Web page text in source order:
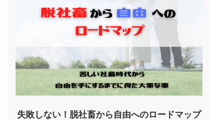
失敗しない！脱社畜から自由へのロードマップ